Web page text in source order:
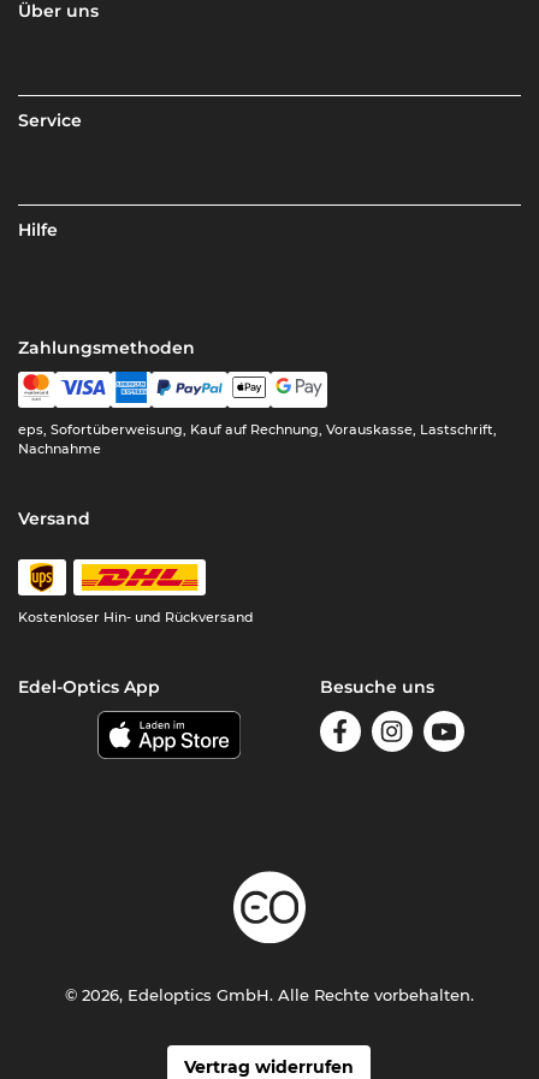
Über uns
Service
Hilfe
Zahlungsmethoden
eps, Sofortüberweisung, Kauf auf Rechnung, Vorauskasse, Lastschrift,
Nachnahme
Versand
Kostenloser Hin- und Rückversand
Edel-Optics App Besuche uns
Vertrag widerrufen
© 2026, Edeloptics GmbH. Alle Rechte vorbehalten.